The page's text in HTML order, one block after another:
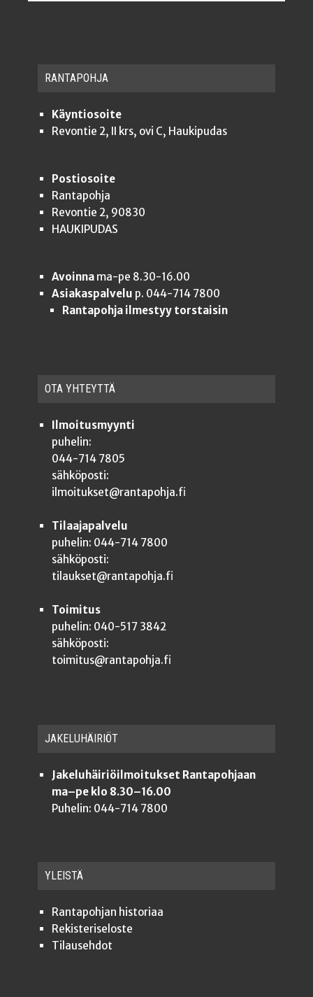
RAN­TA­POH­JA
Käyntiosoite
Revontie 2, II krs, ovi C, Haukipudas
Postiosoite
Rantapohja
Revontie 2, 90830
HAUKIPUDAS
Avoinnama-pe 8.30-16.00
Asiakaspalvelu p. 044-714 7800
Rantapohja ilmestyy torstaisin
OTA YHTEYT­TÄ
Ilmoitusmyynti
puhelin:
044-714 7805
sähköposti:
ilmoitukset@rantapohja.fi
Tilaajapalvelu
puhelin: 044-714 7800
sähköposti:
tilaukset@rantapohja.fi
Toimitus
puhelin: 040-517 3842
sähköposti:
toimitus@rantapohja.fi
JAKE­LU­HÄI­RIÖT
Jakeluhäiriöilmoitukset Rantapohjaan
ma–pe klo 8.30–16.00
Puhelin: 044-714 7800
YLEISTÄ
Ran­ta­poh­jan historiaa
Rekis­te­ri­se­los­te
Tilauseh­dot